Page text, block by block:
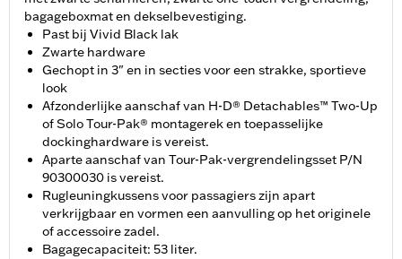
bagageboxmat en dekselbevestiging.
Past bij Vivid Black lak
Zwarte hardware
Gechopt in 3" en in secties voor een strakke, sportieve
look
Afzonderlijke aanschaf van H-D® Detachables™ Two-Up
of Solo Tour-Pak® montagerek en toepasselijke
dockinghardware is vereist.
Aparte aanschaf van Tour-Pak-vergrendelingsset P/N
90300030 is vereist.
Rugleuningkussens voor passagiers zijn apart
verkrijgbaar en vormen een aanvulling op het originele
of accessoire zadel.
Bagagecapaciteit: 53 liter.